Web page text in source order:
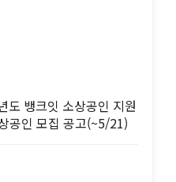
도 뱅크잇 소상공인 지원
공인 모집 공고(~5/21)